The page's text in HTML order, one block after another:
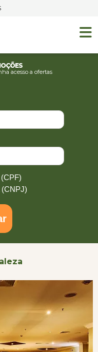
acesso a ofertas